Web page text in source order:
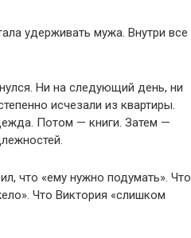
удерживать мужа. Внутри все
Ни на следующий день, ни
исчезали из квартиры.
Потом — книги. Затем —
что «ему нужно подумать». Что
Что Виктория «слишком